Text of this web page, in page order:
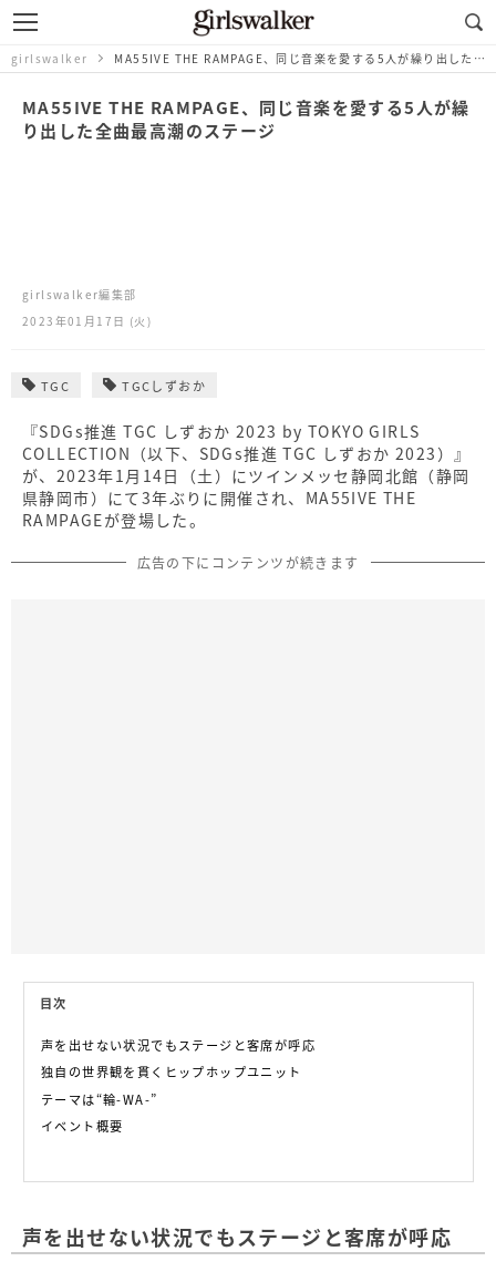
girlswalker MA55IVE THE RAMPAGE、同じ音楽を愛する5人が繰り出した全曲最高潮のステージ
MA55IVE THE RAMPAGE、同じ音楽を愛する5人が繰
り出した全曲最高潮のステージ
girlswalker編集部
2023年01月17日 (火)
TGC TGCしずおか
『SDGs推進 TGC しずおか 2023 by TOKYO GIRLS
COLLECTION（以下、SDGs推進 TGC しずおか 2023）』
が、2023年1月14日（土）にツインメッセ静岡北館（静岡
県静岡市）にて3年ぶりに開催され、MA55IVE THE
RAMPAGEが登場した。
広告の下にコンテンツが続きます
目次
声を出せない状況でもステージと客席が呼応
独自の世界観を貫くヒップホップユニット
テーマは“輪-WA-”
イベント概要
声を出せない状況でもステージと客席が呼応